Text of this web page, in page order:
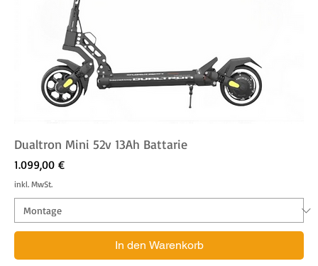
Dualtron Mini 52v 13Ah Battarie
Preis
1.099,00 €
inkl. MwSt.
In den Warenkorb